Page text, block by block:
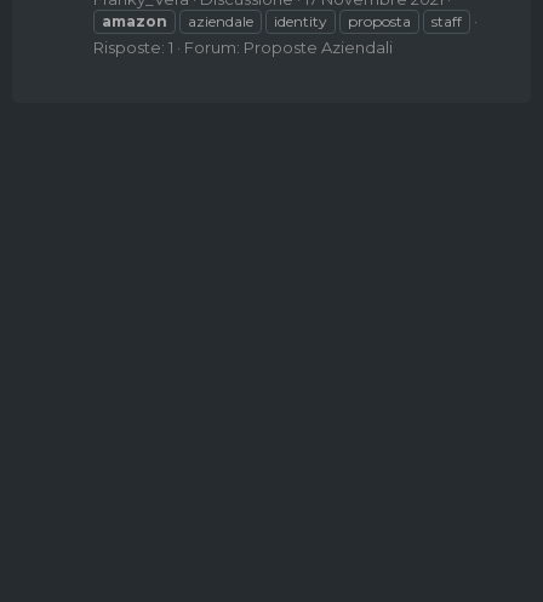
amazon aziendale identity proposta staff
Risposte: 1 Forum: Proposte Aziendali